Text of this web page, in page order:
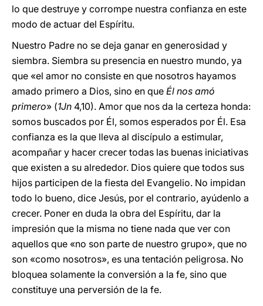
lo que destruye y corrompe nuestra confianza en este
modo de actuar del Espíritu.
Nuestro Padre no se deja ganar en generosidad y
siembra. Siembra su presencia en nuestro mundo, ya
que «el amor no consiste en que nosotros hayamos
amado primero a Dios, sino en que Él nos amó
primero» (1Jn 4,10). Amor que nos da la certeza honda:
somos buscados por Él, somos esperados por Él. Esa
confianza es la que lleva al discípulo a estimular,
acompañar y hacer crecer todas las buenas iniciativas
que existen a su alrededor. Dios quiere que todos sus
hijos participen de la fiesta del Evangelio. No impidan
todo lo bueno, dice Jesús, por el contrario, ayúdenlo a
crecer. Poner en duda la obra del Espíritu, dar la
impresión que la misma no tiene nada que ver con
aquellos que «no son parte de nuestro grupo», que no
son «como nosotros», es una tentación peligrosa. No
bloquea solamente la conversión a la fe, sino que
constituye una perversión de la fe.